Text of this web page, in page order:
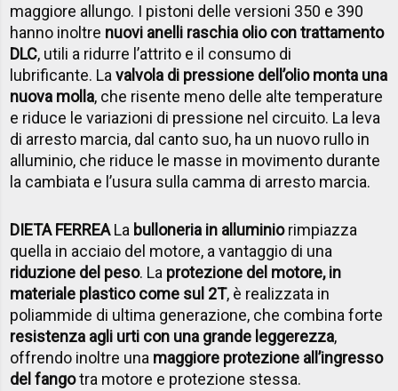
maggiore allungo. I pistoni delle versioni 350 e 390
hanno inoltre nuovi anelli raschia olio con trattamento
DLC, utili a ridurre l’attrito e il consumo di
lubrificante. Lavalvola di pressione dell’olio monta una
nuova molla, che risente meno delle alte temperature
e riduce le variazioni di pressione nel circuito. La leva
di arresto marcia, dal canto suo, ha un nuovo rullo in
alluminio, che riduce le masse in movimento durante
la cambiata e l’usura sulla camma di arresto marcia.
DIETA FERREALa bulloneria in alluminiorimpiazza
quella in acciaio del motore, a vantaggio di una
riduzione del peso. La protezione del motore, in
materiale plastico come sul 2T, è realizzata in
poliammide di ultima generazione, che combina forte
resistenza agli urti con una grande leggerezza,
offrendo inoltre una maggiore protezione all’ingresso
del fangotra motore e protezione stessa.